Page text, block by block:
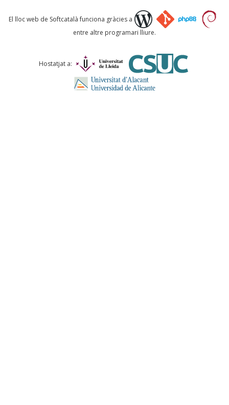
Què proposeu?
Comentari *
El lloc web de Softcatalà funciona gràcies a
entre altre programari lliure.
Hostatjat a: